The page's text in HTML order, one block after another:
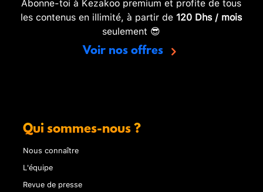
les contenus en illimité, à partir de 120 Dhs / mois
seulement 😎
Voir nos offres
Qui sommes-nous ?
Nous connaître
L'équipe
Revue de presse